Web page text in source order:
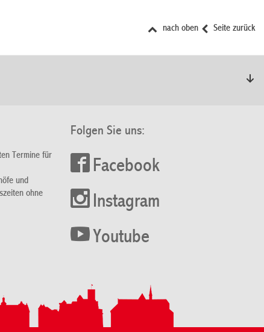
Seite zurück
nach oben
Termine für
und
ohne
Folgen Sie uns:
Facebook
Instagram
Youtube